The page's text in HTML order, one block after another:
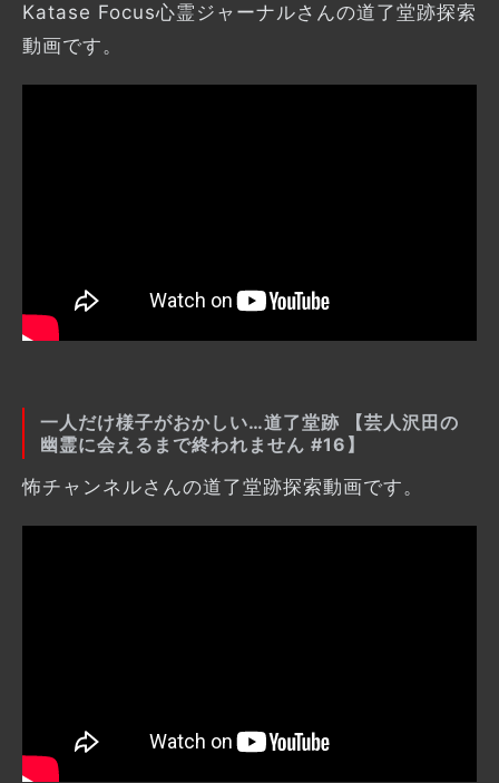
Katase Focus心霊ジャーナルさんの道了堂跡探索
動画です。
一人だけ様子がおかしい…道了堂跡 【芸人沢田の
幽霊に会えるまで終われません #16】
怖チャンネルさんの道了堂跡探索動画です。